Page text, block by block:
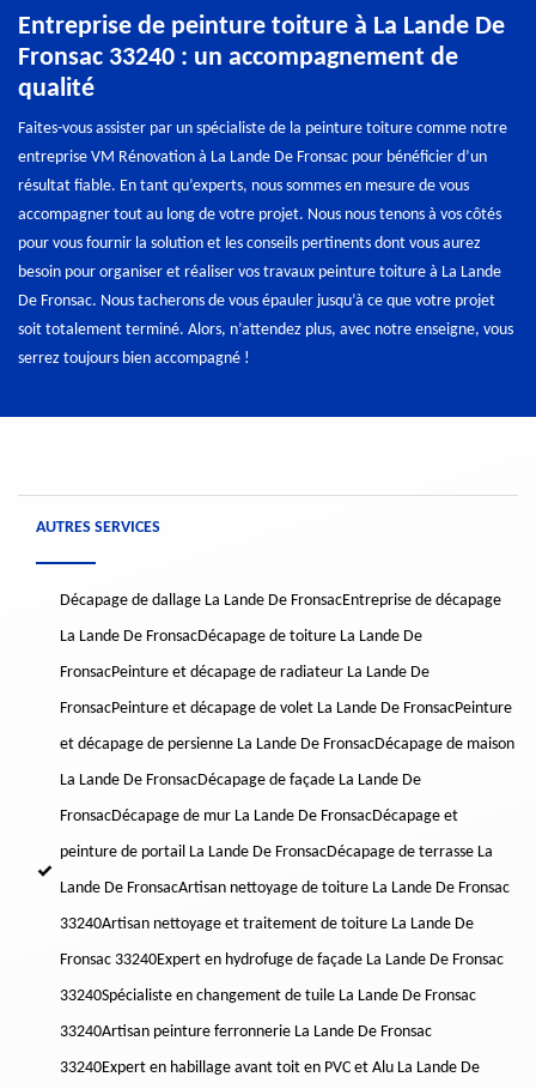
Entreprise de peinture toiture à La Lande De
Fronsac 33240 : un accompagnement de
qualité
Faites-vous assister par un spécialiste de la peinture toiture comme notre
entreprise VM Rénovation à La Lande De Fronsac pour bénéficier d’un
résultat fiable. En tant qu’experts, nous sommes en mesure de vous
accompagner tout au long de votre projet. Nous nous tenons à vos côtés
pour vous fournir la solution et les conseils pertinents dont vous aurez
besoin pour organiser et réaliser vos travaux peinture toiture à La Lande
De Fronsac. Nous tacherons de vous épauler jusqu’à ce que votre projet
soit totalement terminé. Alors, n’attendez plus, avec notre enseigne, vous
serrez toujours bien accompagné !
AUTRES SERVICES
Décapage de dallage La Lande De FronsacEntreprise de décapage
La Lande De FronsacDécapage de toiture La Lande De
FronsacPeinture et décapage de radiateur La Lande De
FronsacPeinture et décapage de volet La Lande De FronsacPeinture
et décapage de persienne La Lande De FronsacDécapage de maison
La Lande De FronsacDécapage de façade La Lande De
FronsacDécapage de mur La Lande De FronsacDécapage et
peinture de portail La Lande De FronsacDécapage de terrasse La
Lande De FronsacArtisan nettoyage de toiture La Lande De Fronsac
33240Artisan nettoyage et traitement de toiture La Lande De
Fronsac 33240Expert en hydrofuge de façade La Lande De Fronsac
33240Spécialiste en changement de tuile La Lande De Fronsac
33240Artisan peinture ferronnerie La Lande De Fronsac
33240Expert en habillage avant toit en PVC et Alu La Lande De